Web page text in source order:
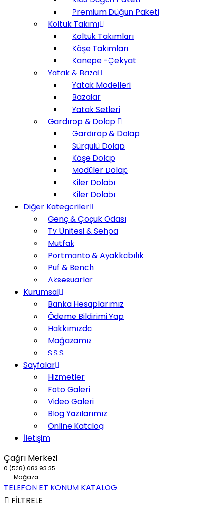
Premium Düğün Paketi
Koltuk Takımı
Koltuk Takımları
Köşe Takımları
Kanepe -Çekyat
Yatak & Baza
Yatak Modelleri
Bazalar
Yatak Setleri
Gardırop & Dolap
Gardırop & Dolap
Sürgülü Dolap
Köşe Dolap
Modüler Dolap
Kiler Dolabı
Kiler Dolabı
Diğer Kategoriler
Genç & Çoçuk Odası
Tv Ünitesi & Sehpa
Mutfak
Portmanto & Ayakkabılık
Puf & Bench
Aksesuarlar
Kurumsal
Banka Hesaplarımız
Ödeme Bildirimi Yap
Hakkımızda
Mağazamız
S.S.S.
Sayfalar
Hizmetler
Foto Galeri
Video Galeri
Blog Yazılarımız
Online Katalog
İletişim
Çağrı Merkezi
0 (538) 683 93 35
Mağaza
TELEFON ET KONUM KATALOG
FİLTRELE